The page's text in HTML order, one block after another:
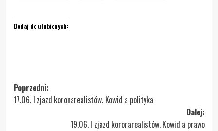
Dodaj do ulubionych:
Zobacz
wpisy
Poprzedni:
17.06. I zjazd koronarealistów. Kowid a polityka
Dalej:
19.06. I zjazd koronarealistów. Kowid a prawo